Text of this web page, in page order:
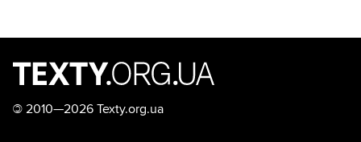
© 2010—2026 Texty.org.ua